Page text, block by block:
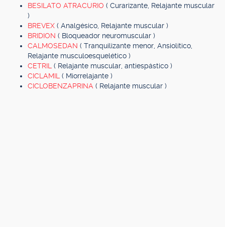
BESILATO ATRACURIO ( Curarizante, Relajante muscular
)
BREVEX ( Analgésico, Relajante muscular )
BRIDION ( Bloqueador neuromuscular )
CALMOSEDAN ( Tranquilizante menor, Ansiolítico,
Relajante musculoesquelético )
CETRIL ( Relajante muscular, antiespástico )
CICLAMIL ( Miorrelajante )
CICLOBENZAPRINA ( Relajante muscular )